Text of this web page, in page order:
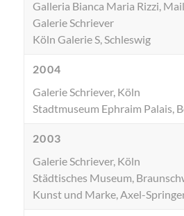
Galleria Bianca Maria Rizzi,
Galerie Schriever
Köln Galerie S, Schleswig
2004
Galerie Schriever, Köln
Stadtmuseum Ephraim Palais,
2003
Galerie Schriever, Köln
Städtisches Museum,
Kunst und Marke, Axel-